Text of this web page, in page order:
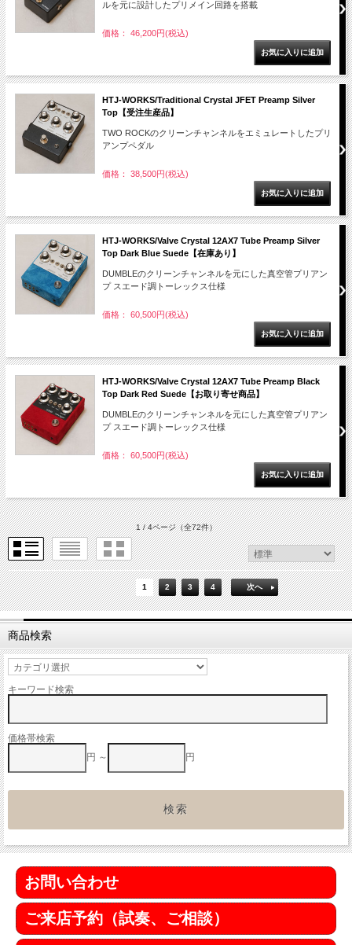
ルを元に設計したプリメイン回路を搭載
価格： 46,200円(税込)
HTJ-WORKS/Traditional Crystal JFET Preamp Silver
Top【受注生産品】
TWO ROCKのクリーンチャンネルをエミュレートしたプリ
アンプペダル
価格： 38,500円(税込)
HTJ-WORKS/Valve Crystal 12AX7 Tube Preamp Silver
Top Dark Blue Suede【在庫あり】
DUMBLEのクリーンチャンネルを元にした真空管プリアン
プ スエード調トーレックス仕様
価格： 60,500円(税込)
HTJ-WORKS/Valve Crystal 12AX7 Tube Preamp Black
Top Dark Red Suede【お取り寄せ商品】
DUMBLEのクリーンチャンネルを元にした真空管プリアン
プ スエード調トーレックス仕様
価格： 60,500円(税込)
1 / 4ページ（全72件）
1 2 3 4 次へ
商品検索
キーワード検索
価格帯検索
円 ～
円
お問い合わせ
ご来店予約（試奏、ご相談）